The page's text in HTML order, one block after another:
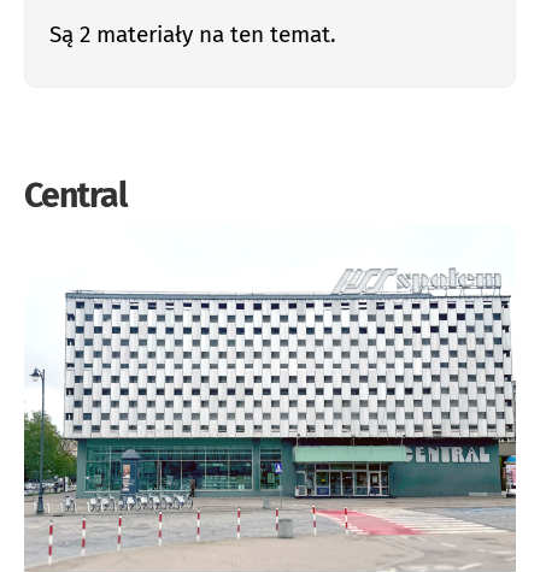
Są 2 materiały na ten temat.
Central